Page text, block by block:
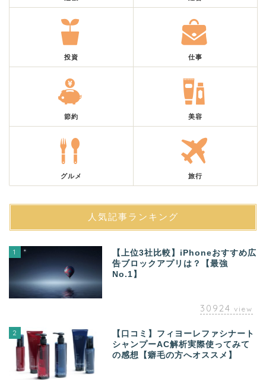
投資 仕事
節約 美容
グルメ 旅行
人気記事ランキング
1
【上位3社比較】iPhoneおすすめ広
告ブロックアプリは？【最強
No.1】
30924 view
2
【口コミ】フィヨーレファシナート
シャンプーAC解析実際使ってみて
の感想【癖毛の方へオススメ】